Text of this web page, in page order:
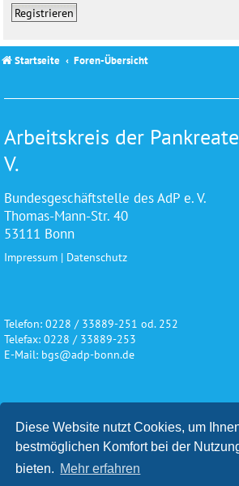
Diese Website nutzt Cookies, um
bestmöglichen Komfort bei der
bieten. Mehr erfahren
Registrieren
Startseite Foren-Übersicht
Arbeitskreis der
V.
Bundesgeschäftstelle des AdP e. V.
Thomas-Mann-Str. 40
53111 Bonn
Impressum | Datenschutz
Telefon: 0228 / 33889-251 od. 252
Telefax: 0228 / 33889-253
E-Mail: bgs@adp-bonn.de
Wir danken für die freundliche
Unterstützung und Förderung